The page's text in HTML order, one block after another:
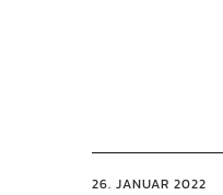
26. JANUAR 2022